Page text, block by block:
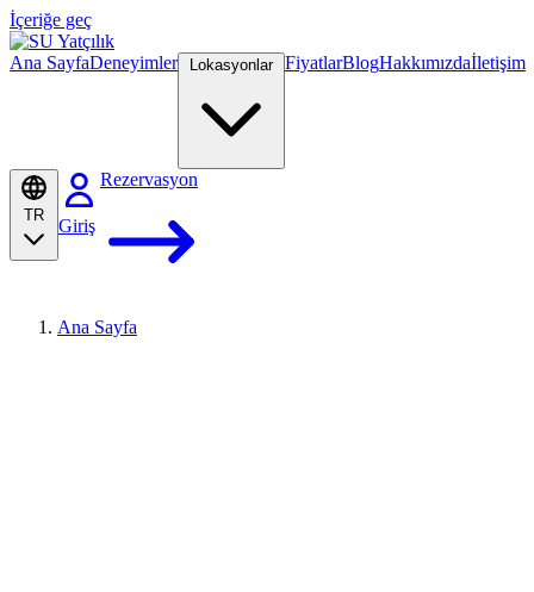
İçeriğe geç
Ana SayfaDeneyimler Lokasyonlar FiyatlarBlogHakkımızdaİletişim
TR
Giriş
Rezervasyon
Ana Sayfa